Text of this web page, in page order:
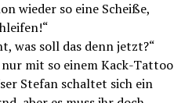
wieder so eine Scheiße,
was soll das denn jetzt?“
nur mit so einem Kack-Tattoo
Stefan schaltet sich ein